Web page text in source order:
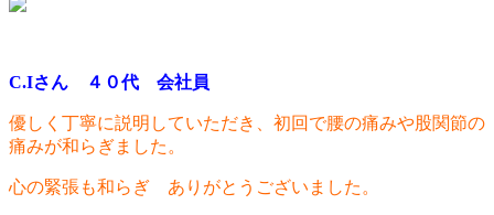
C.Iさん ４０代 会社員
優しく丁寧に説明していただき、初回で腰の痛みや股関節の
痛みが和らぎました。
心の緊張も和らぎ ありがとうございました。